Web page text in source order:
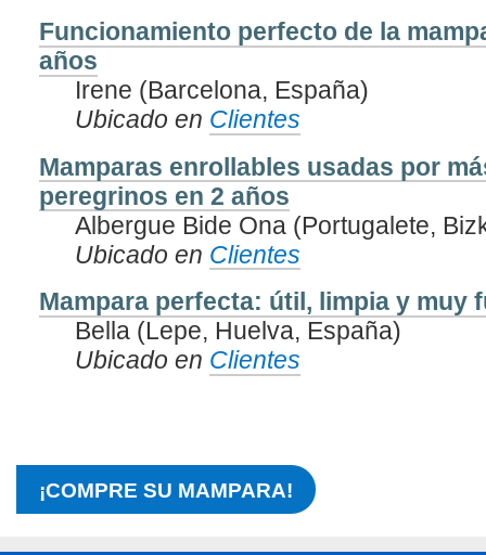
Funcionamiento perfecto de la
años
Irene (Barcelona, España)
Ubicado en Clientes
Mamparas enrollables usadas por
peregrinos en 2 años
Albergue Bide Ona (Portugalete,
Ubicado en Clientes
Mampara perfecta: útil, limpia y muy
Bella (Lepe, Huelva, España)
Ubicado en Clientes
¡COMPRE SU MAMPARA!